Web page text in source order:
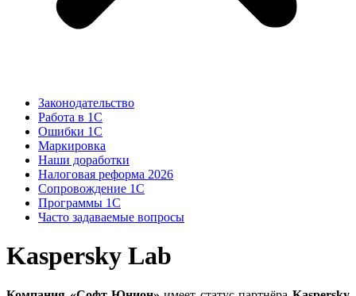
Законодательство
Работа в 1С
Ошибки 1С
Маркировка
Наши доработки
Налоговая реформа 2026
Сопровождение 1С
Программы 1С
Часто задаваемые вопросы
Kaspersky Lab